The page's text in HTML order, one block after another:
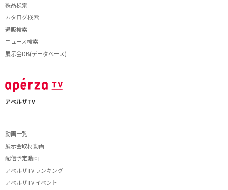
製品検索
カタログ検索
通販検索
ニュース検索
展示会DB(データベース)
アペルザTV
動画一覧
展示会取材動画
配信予定動画
アペルザTV ランキング
アペルザTV イベント